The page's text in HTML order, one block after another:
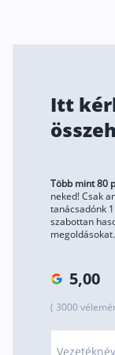
Itt
Több mint 80
neked! Csak
tanácsadónk
szabottan
megoldásokat.
5,00
( 3000
Vezetéknév